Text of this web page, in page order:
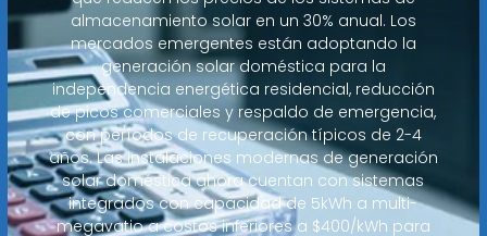
almacenamiento solar en un 30% anual. Los
mercados emergentes están adoptando la
generación solar doméstica para la
independencia energética residencial, reducción
de picos comerciales y respaldo de emergencia,
con períodos de recuperación típicos de 2-4
años. Las instalaciones modernas de generación
solar doméstica ahora cuentan con sistemas
integrados con capacidad de 5kWh a multi-
megavatio a costos inferiores a $400/kWh para